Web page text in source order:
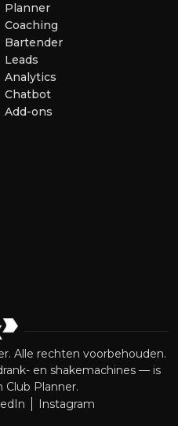
Planner
Coaching
Bartender
Leads
Analytics
Chatbot
Add-ons
Alle rechten voorbehouden.
en shakemachines — is
Club Planner.
Instagram